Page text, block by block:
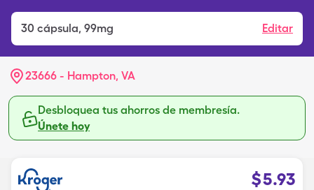
30 cápsula, 99mg Editar
23666 - Hampton, VA
Desbloquea tus ahorros de membresía.
Únete hoy
$5.93